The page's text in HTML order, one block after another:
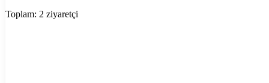
Toplam: 2 ziyaretçi